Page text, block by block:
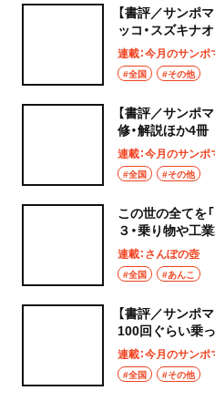
【書評／サンポ
ッコ・スズキナ
連載：今月のサン
#全国 #その他
【書評／サンポ
修・解説ほか4冊
連載：今月のサン
#全国 #その他
この世の全てを
３・乗り物や工
活」の心得
連載：さんぽの壺
#全国 #あんこ
【書評／サンポ
100回ぐらい乗
著ほか3冊
連載：今月のサン
#全国 #その他